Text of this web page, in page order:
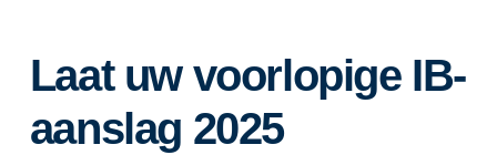
Laat uw voorlopige IB-
aanslag 2025